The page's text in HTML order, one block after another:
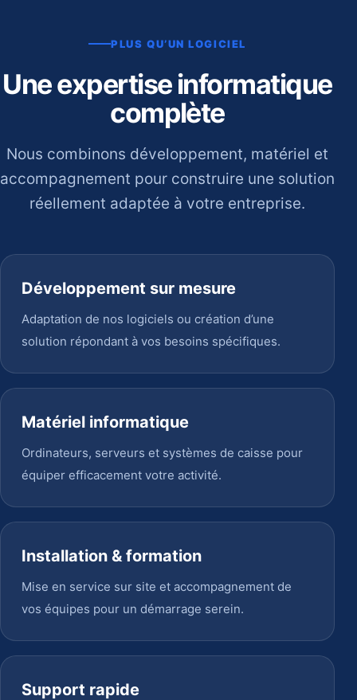
PLUS QU’UN LOGICIEL
Une expertise informatique
complète
Nous combinons développement, matériel et
accompagnement pour construire une solution
réellement adaptée à votre entreprise.
Développement sur mesure
Adaptation de nos logiciels ou création d’une
solution répondant à vos besoins spécifiques.
Matériel informatique
Ordinateurs, serveurs et systèmes de caisse pour
équiper efficacement votre activité.
Installation & formation
Mise en service sur site et accompagnement de
vos équipes pour un démarrage serein.
Support rapide